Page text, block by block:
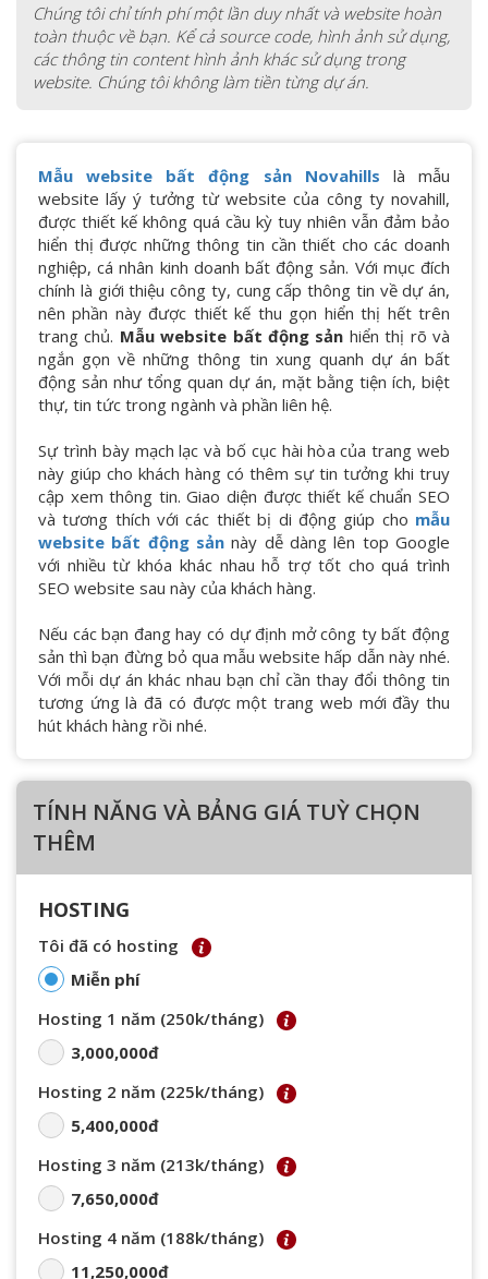
Chúng tôi chỉ tính phí một lần duy nhất và website hoàn
toàn thuộc về bạn. Kể cả source code, hình ảnh sử dụng,
các thông tin content hình ảnh khác sử dụng trong
website. Chúng tôi không làm tiền từng dự án.
Mẫu website bất động sản Novahills là mẫu
website lấy ý tưởng từ website của công ty novahill,
được thiết kế không quá cầu kỳ tuy nhiên vẫn đảm bảo
hiển thị được những thông tin cần thiết cho các doanh
nghiệp, cá nhân kinh doanh bất động sản. Với mục đích
chính là giới thiệu công ty, cung cấp thông tin về dự án,
nên phần này được thiết kế thu gọn hiển thị hết trên
trang chủ. Mẫu website bất động sản hiển thị rõ và
ngắn gọn về những thông tin xung quanh dự án bất
động sản như tổng quan dự án, mặt bằng tiện ích, biệt
thự, tin tức trong ngành và phần liên hệ.
Sự trình bày mạch lạc và bố cục hài hòa của trang web
này giúp cho khách hàng có thêm sự tin tưởng khi truy
cập xem thông tin. Giao diện được thiết kế chuẩn SEO
và tương thích với các thiết bị di động giúp cho mẫu
website bất động sản này dễ dàng lên top Google
với nhiều từ khóa khác nhau hỗ trợ tốt cho quá trình
SEO website sau này của khách hàng.
Nếu các bạn đang hay có dự định mở công ty bất động
sản thì bạn đừng bỏ qua mẫu website hấp dẫn này nhé.
Với mỗi dự án khác nhau bạn chỉ cần thay đổi thông tin
tương ứng là đã có được một trang web mới đầy thu
hút khách hàng rồi nhé.
TÍNH NĂNG VÀ BẢNG GIÁ TUỲ CHỌN
THÊM
HOSTING
Tôi đã có hosting
Miễn phí
Hosting 1 năm (250k/tháng)
3,000,000đ
Hosting 2 năm (225k/tháng)
5,400,000đ
Hosting 3 năm (213k/tháng)
7,650,000đ
Hosting 4 năm (188k/tháng)
11,250,000đ